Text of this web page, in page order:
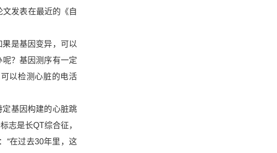
发表在最近的《自
是基因变异，可以
？基因测序有一定
以检测心脏的电活
基因构建的心脏跳
志是长QT综合征，
“在过去30年里，这